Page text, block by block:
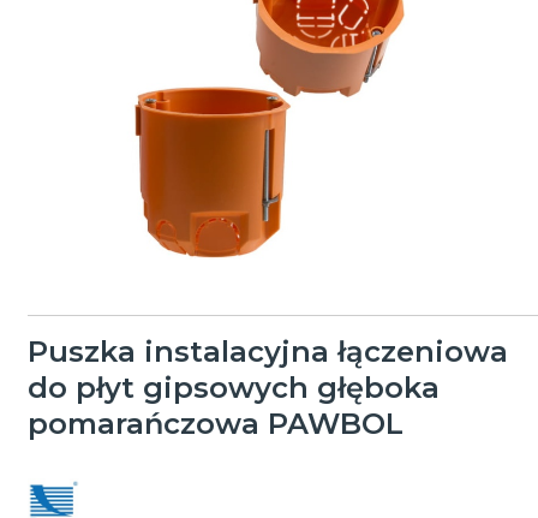
Puszka instalacyjna łączeniowa
do płyt gipsowych głęboka
pomarańczowa PAWBOL